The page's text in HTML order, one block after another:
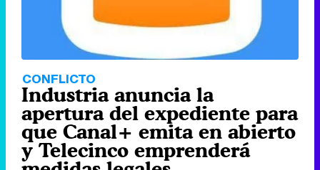
CONFLICTO
Industria anuncia la
apertura del expediente para
que Canal+ emita en abierto
y Telecinco emprenderá